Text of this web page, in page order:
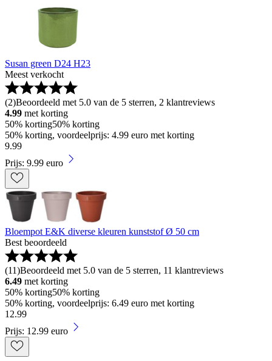
Susan green D24 H23
Meest verkocht
(2)Beoordeeld met 5.0 van de 5 sterren, 2 klantreviews
4.99 met korting
50% korting50% korting
50% korting, voordeelprijs: 4.99 euro met korting
9.99
Prijs: 9.99 euro
Bloempot E&K diverse kleuren kunststof Ø 50 cm
Best beoordeeld
(11)Beoordeeld met 5.0 van de 5 sterren, 11 klantreviews
6.49 met korting
50% korting50% korting
50% korting, voordeelprijs: 6.49 euro met korting
12.99
Prijs: 12.99 euro